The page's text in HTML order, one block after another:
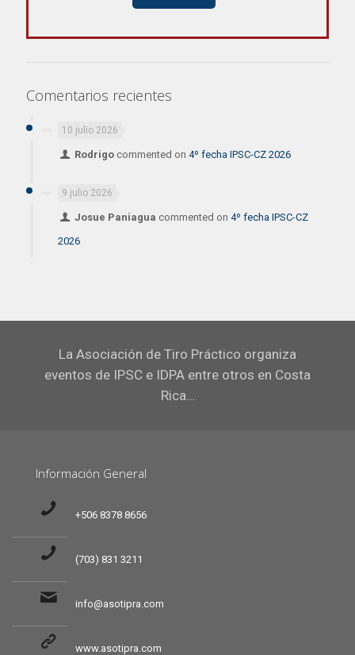
Comentarios recientes
10 julio 2026
Rodrigo commented on4º fecha IPSC-CZ 2026
9 julio 2026
Josue Paniagua commented on4º fecha IPSC-CZ
2026
La Asociación de Tiro Práctico organiza
eventos de IPSC e IDPA entre otros en Costa
Rica…
Información General
+506 8378 8656
(703) 831 3211
info@asotipra.com
www.asotipra.com